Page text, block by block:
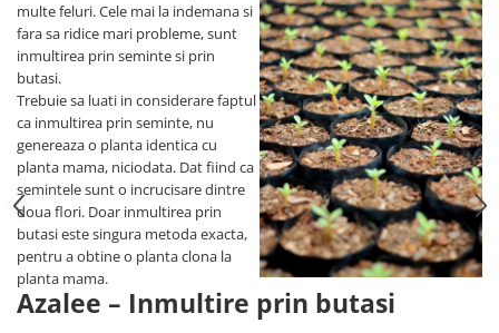
multe feluri. Cele mai la indemana si
fara sa ridice mari probleme, sunt
inmultirea prin seminte si prin
butasi.
Trebuie sa luati in considerare faptul
ca inmultirea prin seminte, nu
genereaza o planta identica cu
planta mama, niciodata. Dat fiind ca
semintele sunt o incrucisare dintre
doua flori. Doar inmultirea prin
butasi este singura metoda exacta,
pentru a obtine o planta clona la
planta mama.
Azalee – Inmultire prin butasi